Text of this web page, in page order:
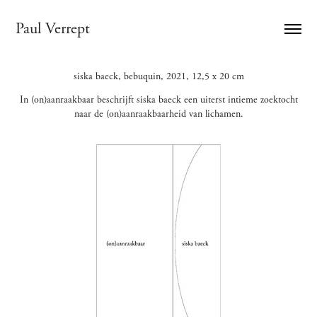
Paul Verrept
siska baeck, bebuquin, 2021, 12,5 x 20 cm
In (on)aanraakbaar beschrijft siska baeck een uiterst intieme zoektocht
naar de (on)aanraakbaarheid van lichamen.